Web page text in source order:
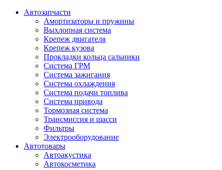
Автозапчасти
Амортизаторы и пружины
Выхлопная система
Крепеж двигателя
Крепеж кузова
Прокладки кольца сальники
Система ГРМ
Система зажигания
Система охлаждения
Система подачи топлива
Система привода
Тормозная система
Трансмиссия и шасси
Фильтры
Электрооборудование
Автотовары
Автоакустика
Автокосметика